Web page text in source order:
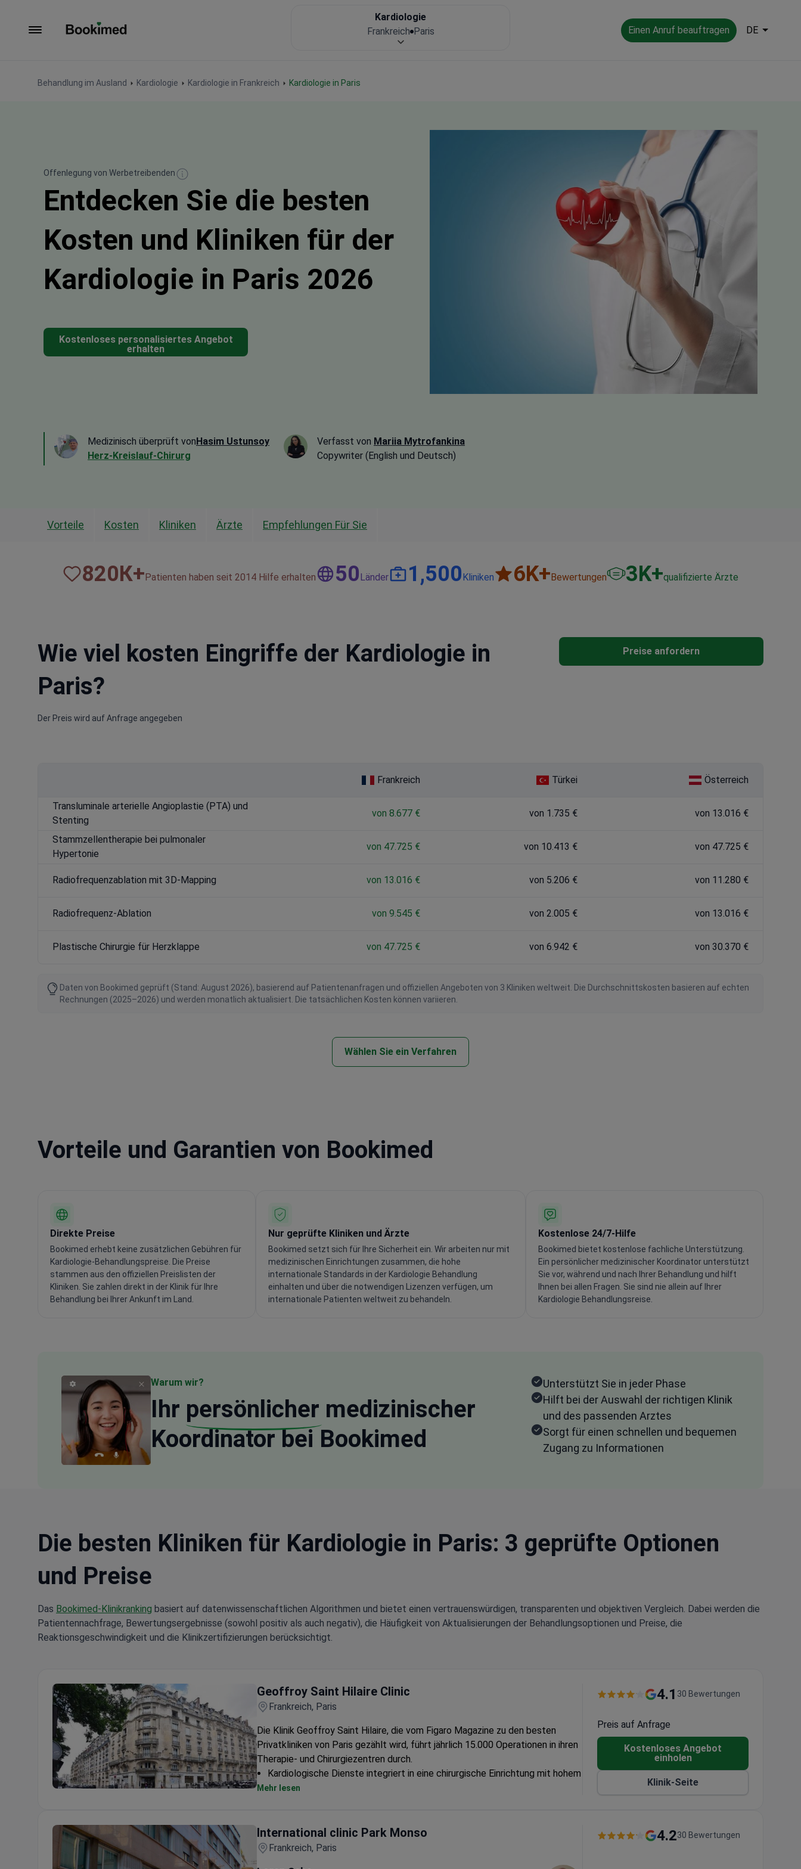
Einen Anruf beauftragen DE
Behandlung im Ausland Kardiologie Kardiologie in Frankreich Kardiologie in Paris
Kardiologie
Frankreich Paris
Offenlegung von Werbetreibenden
Entdecken Sie die besten
Kosten und Kliniken für der
Kardiologie in Paris 2026
Kostenloses personalisiertes Angebot
erhalten
Medizinisch überprüft vonHasim Ustunsoy
Herz-Kreislauf-Chirurg
Verfasst von Mariia Mytrofankina
Copywriter (English und Deutsch)
Vorteile Kosten Kliniken Ärzte Empfehlungen Für Sie
820К+Patienten haben seit 2014 Hilfe erhalten 50Länder 1,500Kliniken 6K+Bewertungen 3K+qualifizierte Ärzte
Wie viel kosten Eingriffe der Kardiologie in
Paris?
Der Preis wird auf Anfrage angegeben
Preise anfordern
Frankreich Türkei Österreich
Transluminale arterielle Angioplastie (PTA) und
Stenting
von 8.677 € von 1.735 € von 13.016 €
Stammzellentherapie bei pulmonaler
Hypertonie
von 47.725 € von 10.413 € von 47.725 €
Radiofrequenzablation mit 3D-Mapping von 13.016 € von 5.206 € von 11.280 €
Radiofrequenz-Ablation von 9.545 € von 2.005 € von 13.016 €
Plastische Chirurgie für Herzklappe von 47.725 € von 6.942 € von 30.370 €
Daten von Bookimed geprüft (Stand: August 2026), basierend auf Patientenanfragen und offiziellen Angeboten von 3 Kliniken weltweit. Die Durchschnittskosten basieren auf echten
Rechnungen (2025–2026) und werden monatlich aktualisiert. Die tatsächlichen Kosten können variieren.
Wählen Sie ein Verfahren
Vorteile und Garantien von Bookimed
Direkte Preise
Bookimed erhebt keine zusätzlichen Gebühren für
Kardiologie-Behandlungspreise. Die Preise
stammen aus den offiziellen Preislisten der
Kliniken. Sie zahlen direkt in der Klinik für Ihre
Behandlung bei Ihrer Ankunft im Land.
Nur geprüfte Kliniken und Ärzte
Bookimed setzt sich für Ihre Sicherheit ein. Wir arbeiten nur mit
medizinischen Einrichtungen zusammen, die hohe
internationale Standards in der Kardiologie Behandlung
einhalten und über die notwendigen Lizenzen verfügen, um
internationale Patienten weltweit zu behandeln.
Kostenlose 24/7-Hilfe
Bookimed bietet kostenlose fachliche Unterstützung.
Ein persönlicher medizinischer Koordinator unterstützt
Sie vor, während und nach Ihrer Behandlung und hilft
Ihnen bei allen Fragen. Sie sind nie allein auf Ihrer
Kardiologie Behandlungsreise.
Warum wir?
Ihr persönlicher medizinischer
Koordinator bei Bookimed
Unterstützt Sie in jeder Phase
Hilft bei der Auswahl der richtigen Klinik
und des passenden Arztes
Sorgt für einen schnellen und bequemen
Zugang zu Informationen
Die besten Kliniken für Kardiologie in Paris: 3 geprüfte Optionen
und Preise
Das Bookimed-Klinikranking basiert auf datenwissenschaftlichen Algorithmen und bietet einen vertrauenswürdigen, transparenten und objektiven Vergleich. Dabei werden die
Patientennachfrage, Bewertungsergebnisse (sowohl positiv als auch negativ), die Häufigkeit von Aktualisierungen der Behandlungsoptionen und Preise, die
Reaktionsgeschwindigkeit und die Klinikzertifizierungen berücksichtigt.
Geoffroy Saint Hilaire Clinic
Frankreich, Paris
Die Klinik Geoffroy Saint Hilaire, die vom Figaro Magazine zu den besten
Privatkliniken von Paris gezählt wird, führt jährlich 15.000 Operationen in ihren
Therapie- und Chirurgiezentren durch.
Kardiologische Dienste integriert in eine chirurgische Einrichtung mit hohem
Patientenaufkommen
Mehr lesen
4.1 30 Bewertungen
Preis auf Anfrage
Kostenloses Angebot
einholen
Klinik-Seite
International clinic Park Monso
Frankreich, Paris
4.230 Bewertungen